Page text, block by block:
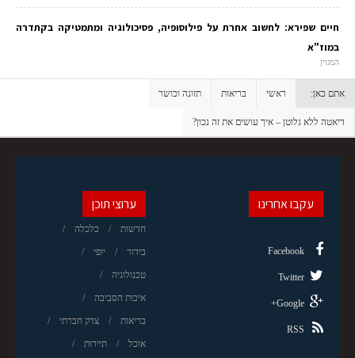
חיים שפירא: לחשוב אחרת על פילוסופיה, פסיכולוגיה ומתמטיקה בקתדרה
במוז"א
המגזין
אתם כאן: ראשי בריאות תזונה וכושר
דיאטה ללא גלוטן – איך עושים את זה נכון?
ערוצי תוכן
חדשות כלכלה
בידור יופי
טכנולוגיה
איכות הסביבה
בריאות צדק חברתי
אוכל תיירות
עקבו אחרינו
Facebook
Twitter
Google+
RSS